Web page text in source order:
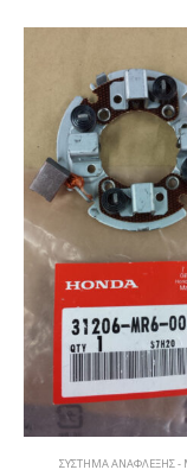
ΣΎΣΤΗΜΑ ΑΝΆΦΛΕΞΗΣ -